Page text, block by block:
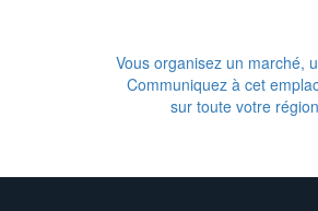
Vous organisez un marché,
Communiquez à cet
sur toute votre région